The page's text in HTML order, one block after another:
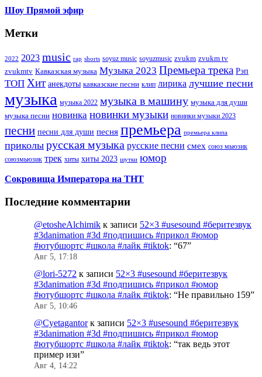
Шоу Прямой эфир
Метки
2022 2023 music rap shorts soyuz music soyuzmusic zvukm zvukm tv
zvukmtv Кавказская музыка Музыка 2023 Премьера трека Рэп
ТОП Хит анекдоты кавказские песни клип лирика лучшие песни
музыка музыка 2022 музыка в машину музыка для души
музыка песни новинка новинки музыки новинки музыки 2023
песни песни для души песня премьера премьера клипа
приколы русская музыка русские песни смех союз мьюзик
союзмьюзик трек хиты хиты 2023 шутки юмор
Сокровища Императора на ТНТ
Последние комментарии
@etosheAlchimik к записи 52×3 #usesound #беритезвук
#3danimation #3d #подпишись #прикол #юмор
#ютубшортс #школа #лайк #tiktok: “67”
Авг 5, 17:18
@lori-5272 к записи 52×3 #usesound #беритезвук
#3danimation #3d #подпишись #прикол #юмор
#ютубшортс #школа #лайк #tiktok: “Не правильно 159”
Авг 5, 10:46
@Cyetagantorк записи 52×3 #usesound #беритезвук
#3danimation #3d #подпишись #прикол #юмор
#ютубшортс #школа #лайк #tiktok: “так ведь этот
пример изи”
Авг 4, 14:22